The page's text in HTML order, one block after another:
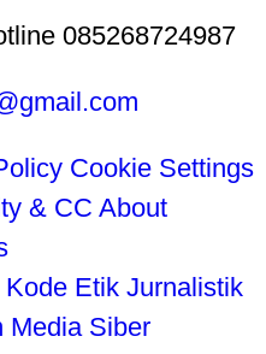
085268724987
Cookie Settings
& CC About
Kode Etik Jurnalistik
Media Siber